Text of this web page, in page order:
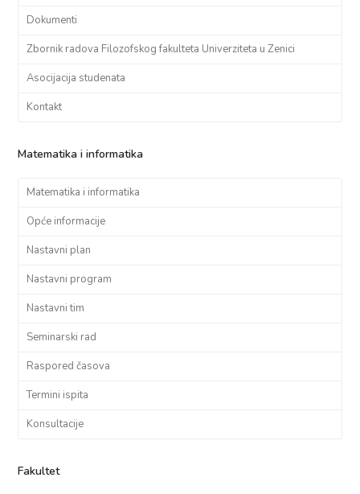
Dokumenti
Zbornik radova Filozofskog fakulteta Univerziteta u Zenici
Asocijacija studenata
Kontakt
Matematika i informatika
Matematika i informatika
Opće informacije
Nastavni plan
Nastavni program
Nastavni tim
Seminarski rad
Raspored časova
Termini ispita
Konsultacije
Fakultet